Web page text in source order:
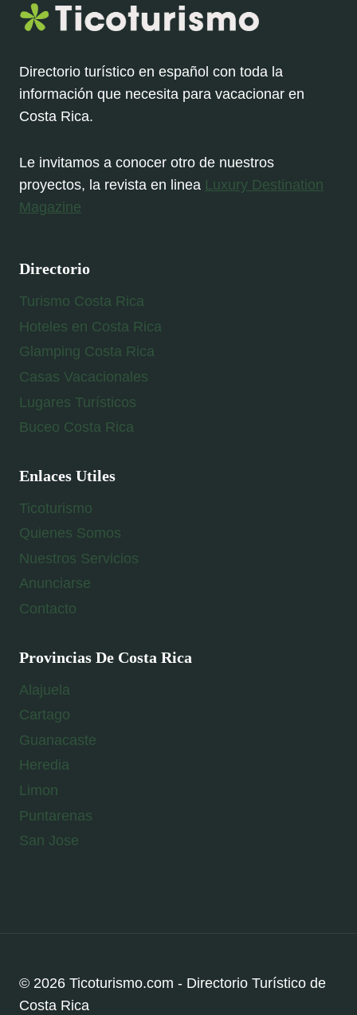
Directorio turístico en español con toda la
información que necesita para vacacionar en
Costa Rica.
Le invitamos a conocer otro de nuestros
proyectos, la revista en linea Luxury Destination
Magazine
Directorio
Turismo Costa Rica
Hoteles en Costa Rica
Glamping Costa Rica
Casas Vacacionales
Lugares Turísticos
Buceo Costa Rica
Enlaces Utiles
Ticoturismo
Quienes Somos
Nuestros Servicios
Anunciarse
Contacto
Provincias De Costa Rica
Alajuela
Cartago
Guanacaste
Heredia
Limon
Puntarenas
San Jose
© 2026 Ticoturismo.com - Directorio Turístico de
Costa Rica